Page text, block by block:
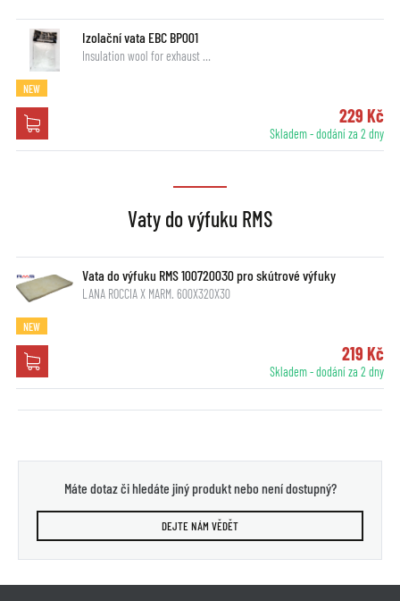
Izolační vata EBC BP001
Insulation wool for exhaust …
NEW
229 Kč
Skladem - dodání za 2 dny
Vaty do výfuku RMS
Vata do výfuku RMS 100720030 pro skútrové výfuky
LANA ROCCIA X MARM. 600X320X30
NEW
219 Kč
Skladem - dodání za 2 dny
Máte dotaz či hledáte jiný produkt nebo není dostupný?
DEJTE NÁM VĚDĚT